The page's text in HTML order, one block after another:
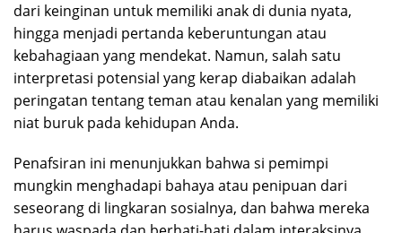
dari keinginan untuk memiliki anak di dunia nyata,
hingga menjadi pertanda keberuntungan atau
kebahagiaan yang mendekat. Namun, salah satu
interpretasi potensial yang kerap diabaikan adalah
peringatan tentang teman atau kenalan yang memiliki
niat buruk pada kehidupan Anda.
Penafsiran ini menunjukkan bahwa si pemimpi
mungkin menghadapi bahaya atau penipuan dari
seseorang di lingkaran sosialnya, dan bahwa mereka